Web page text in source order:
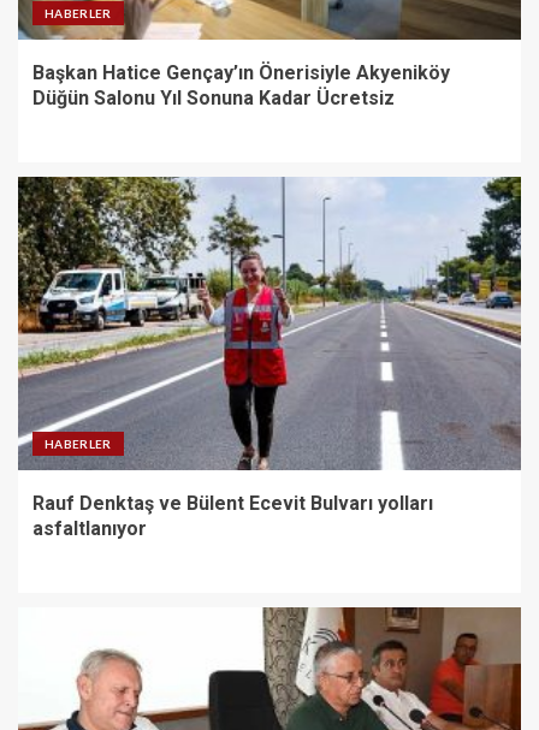
HABERLER
Başkan Hatice Gençay’ın Önerisiyle Akyeniköy
Düğün Salonu Yıl Sonuna Kadar Ücretsiz
HABERLER
Rauf Denktaş ve Bülent Ecevit Bulvarı yolları
asfaltlanıyor